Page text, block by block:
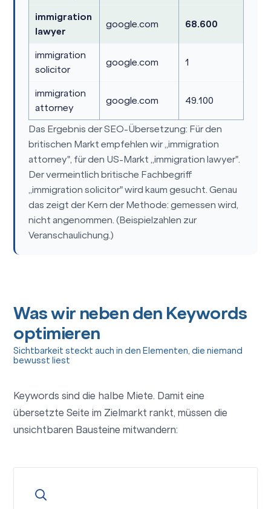
immigration
lawyer
google.com 68.600
immigration
solicitor
google.com 1
immigration
attorney
google.com 49.100
Das Ergebnis der SEO-Übersetzung: Für den
britischen Markt empfehlen wir „immigration
attorney", für den US-Markt „immigration lawyer".
Der vermeintlich britische Fachbegriff
„immigration solicitor" wird kaum gesucht. Genau
das zeigt der Kern der Methode: gemessen wird,
nicht angenommen. (Beispielzahlen zur
Veranschaulichung.)
Was wir neben den Keywords
optimieren
Sichtbarkeit steckt auch in den Elementen, die niemand
bewusst liest
Keywords sind die halbe Miete. Damit eine
übersetzte Seite im Zielmarkt rankt, müssen die
unsichtbaren Bausteine mitwandern: